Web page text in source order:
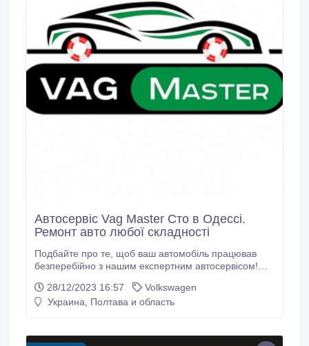
Автосервіс Vag Master Сто в Одессі.
Ремонт авто любої складності
Подбайте про те, щоб ваш автомобіль працював
безперебійно з нашим експертним автосервісом!
чекайте, поки щось піде не так – забезпечте
безперебійну роботу вашого автомобіля з нашим
вашого автомобіля.
28/12/2023 16:57
Volkswagen
Украина, Полтава и область